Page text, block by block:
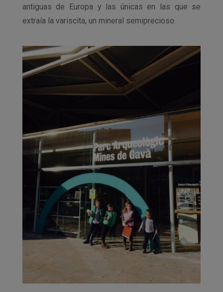
antiguas de Europa y las únicas en las que se
extraía la variscita, un mineral semiprecioso.